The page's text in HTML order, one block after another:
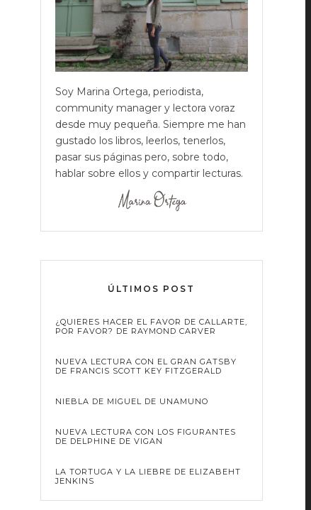
Soy Marina Ortega, periodista,
community manager y lectora voraz
desde muy pequeña. Siempre me han
gustado los libros, leerlos, tenerlos,
pasar sus páginas pero, sobre todo,
hablar sobre ellos y compartir lecturas.
ÚLTIMOS POST
¿QUIERES HACER EL FAVOR DE CALLARTE,
POR FAVOR? DE RAYMOND CARVER
NUEVA LECTURA CON EL GRAN GATSBY
DE FRANCIS SCOTT KEY FITZGERALD
NIEBLA DE MIGUEL DE UNAMUNO
NUEVA LECTURA CON LOS FIGURANTES
DE DELPHINE DE VIGAN
LA TORTUGA Y LA LIEBRE DE ELIZABEHT
JENKINS